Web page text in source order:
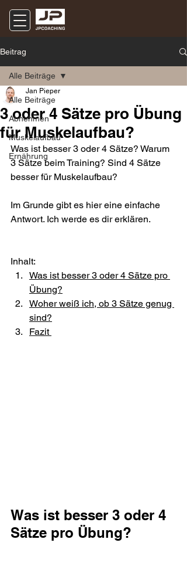
Beitrag
Alle Beiträge
Abnehmen
Muskelaufbau
Ernährung
Alle Beiträge
3 oder 4 Sätze pro Übung
für Muskelaufbau?
Jan Pieper
Was ist besser 3 oder 4 Sätze? Warum
3 Sätze beim Training? Sind 4 Sätze
besser für Muskelaufbau?
Im Grunde gibt es hier eine einfache
Antwort. Ich werde es dir erklären.
Inhalt:
Was ist besser 3 oder 4 Sätze pro
Übung?
Woher weiß ich, ob 3 Sätze genug
sind?
Fazit
Was ist besser 3 oder 4
Sätze pro Übung?